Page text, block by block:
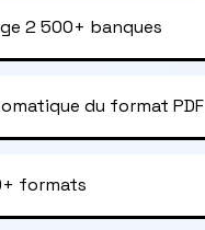
2 500+ banques
du format PDF
formats